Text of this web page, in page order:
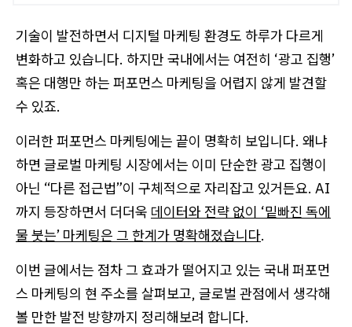
기술이 발전하면서 디지털 마케팅 환경도 하루가 다르게
변화하고 있습니다. 하지만 국내에서는 여전히 ‘광고 집행’
혹은 대행만 하는 퍼포먼스 마케팅을 어렵지 않게 발견할
수 있죠.
이러한 퍼포먼스 마케팅에는 끝이 명확히 보입니다. 왜냐
하면 글로벌 마케팅 시장에서는 이미 단순한 광고 집행이
아닌 “다른 접근법”이 구체적으로 자리잡고 있거든요. AI
까지 등장하면서 더더욱 데이터와 전략 없이 ‘밑빠진 독에
물 붓는’ 마케팅은 그 한계가 명확해졌습니다.
이번 글에서는 점차 그 효과가 떨어지고 있는 국내 퍼포먼
스 마케팅의 현 주소를 살펴보고, 글로벌 관점에서 생각해
볼 만한 발전 방향까지 정리해보려 합니다.